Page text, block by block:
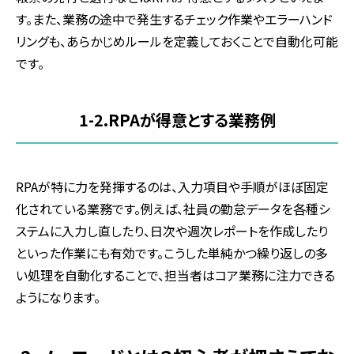
す。また、業務の途中で発生するチェック作業やエラーハンド
リングも、あらかじめルールを定義しておくことで自動化可能
です。
1-2.RPAが得意とする業務例
RPAが特に力を発揮するのは、入力項目や手順がほぼ固定
化されている業務です。例えば、社員の勤怠データを各種シ
ステムに入力し直したり、日次や週次レポートを作成したり
といった作業にも有効です。こうした単純かつ繰り返しの多
い処理を自動化することで、担当者はコア業務に注力できる
ようになります。